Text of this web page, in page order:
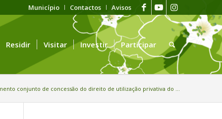
Município Contactos Avisos
Residir Visitar Investir Participar
conjunto de concessão do direito de utilização privativa do ...